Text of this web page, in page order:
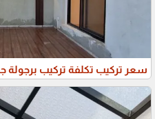
سعر تركيب تكلفة تركيب